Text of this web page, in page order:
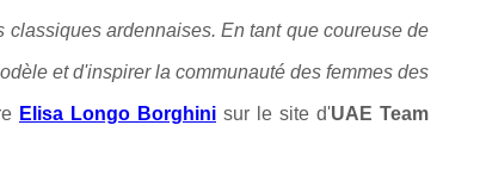
ardennaises. En tant que coureuse de
et d'inspirer la communauté des femmes des
Elisa Longo Borghini sur le site d'UAE Team